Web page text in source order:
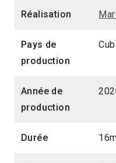
Réalisation
Pays de
production
Année de
production
Durée